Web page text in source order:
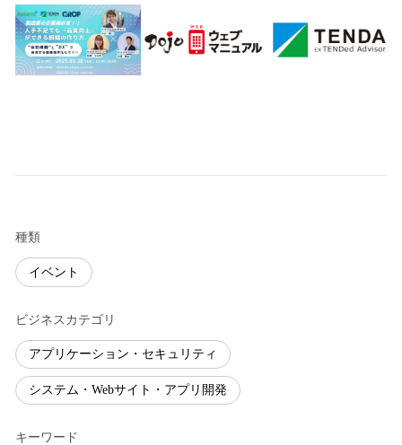
種類
イベント
ビジネスカテゴリ
アプリケーション・セキュリティ
システム・Webサイト・アプリ開発
キーワード